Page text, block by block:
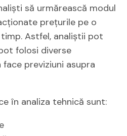
să urmărească modul
prețurile pe o
Astfel, analiștii pot
folosi diverse
previziuni asupra
în analiza tehnică sunt: